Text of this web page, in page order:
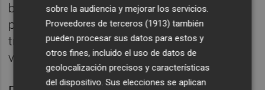
barata que nunca, en los primeros partidos,
para en el resto de las jornadas mantener un
trazo irregular, alternando derrotas con
victorias.
sobre la audiencia y mejorar los servicios.
Proveedores de terceros (1913) también
pueden procesar sus datos para estos y
otros fines, incluido el uso de datos de
geolocalización precisos y características
del dispositivo. Sus elecciones se aplican